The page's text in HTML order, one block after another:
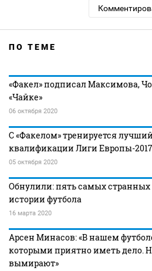
ПО ТЕМЕ
«Факел» подписал Максимова,
«Чайке»
06 октября 2020
С «Факелом» тренируется
квалификации Лиги Европы-
05 октября 2020
Обнулили: пять самых странных
истории футбола
16 марта 2020
Арсен Минасов: «В нашем
которыми приятно иметь дело.
вымирают»